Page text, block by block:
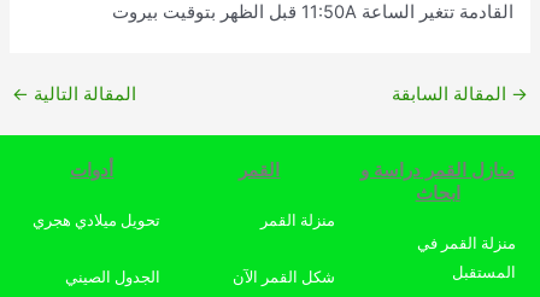
القادمة تتغير الساعة 11:50A قبل الظهر بتوقيت بيروت
→ المقالة السابقة المقالة التالية ←
منازل القمر دراسة و
ابحاث
منزلة القمر في
المستقبل
القمر
منزلة القمر
شكل القمر الآن
أدوات
تحويل ميلادي هجري
الجدول الصيني